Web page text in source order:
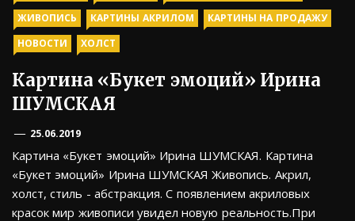
ЖИВОПИСЬ
КАРТИНЫ АКРИЛОМ
КАРТИНЫ НА ПРОДАЖУ
НОВОСТИ
ХОЛСТ
Картина «Букет эмоций» Ирина
ШУМСКАЯ
25.06.2019
Картина «Букет эмоций» Ирина ШУМСКАЯ. Картина
«Букет эмоций» Ирина ШУМСКАЯ Живопись. Акрил,
холст, стиль - абстракция. С появлением акриловых
красок мир живописи увидел новую реальность.При